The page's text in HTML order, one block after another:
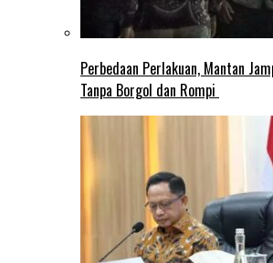
Perbedaan Perlakuan, Mantan
Tanpa Borgol dan Rompi